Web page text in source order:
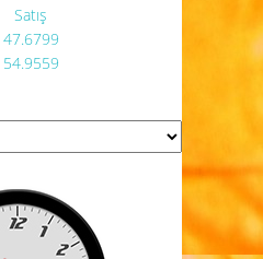
Satış
47.6799
54.9559